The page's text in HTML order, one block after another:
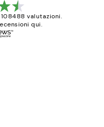
valutazioni.
qui.